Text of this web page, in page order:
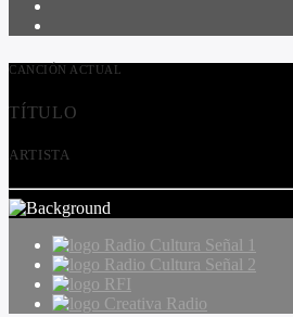
CANCIÓN ACTUAL
TÍTULO
ARTISTA
Radio Cultura Señal 1
Radio Cultura Señal 2
RFI
Creativa Radio